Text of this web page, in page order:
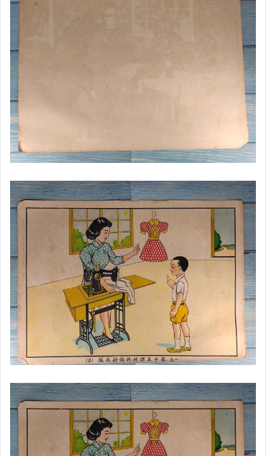
★中國清代書法家黃自元書法對聯
★中國近代名家書畫居家複製畫
★現代原創畫作水墨系列小品
★中國近代名家紫砂壺
★中國名省老鐵盒雲南普洱茶
★華人古董藝術品拍賣收藏書
★佛牌精選(銅雕.金佛) 掛件
★中國近代西藏佛像刺繡唐卡
★居家開運畫作.開運風水財寶圖
★風水有關係!開運化煞吉祥物.
★文昌系列開運開智慧擺設品
★開運系列招財納財偏財開運擺件
★SUP最新掌上型遊戲機
★哆啦A夢/公仔/早期老漫畫
★手作小物手工製文創小品
★金王記歡樂挖寶二手市集
★股F綜合藏品寄賣專區
七龍珠手繪漫畫小品系列